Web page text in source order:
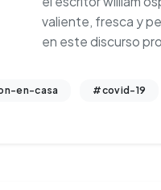
valiente, fresca y
en este discurso
en-casa #covid-19